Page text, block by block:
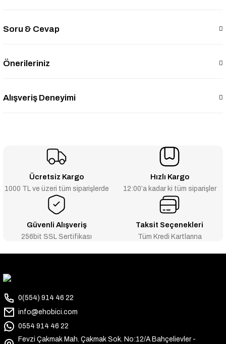
Soru & Cevap
Önerileriniz
Alışveriş Deneyimi
Ücretsiz Kargo
1000 TL ve üzeri tüm siparişlerde
Hızlı Kargo
12:00’a kadar ki tüm siparişler
Güvenli Alışveriş
256bit SSL Sertifikası
Taksit Seçenekleri
Tüm Kredi Kartlarına
0(554) 914 46 22
info@ehobici.com
0554 914 46 22
Fevzi Çakmak Mah. Çakmak Sok. No:12/A Bahçelievler -